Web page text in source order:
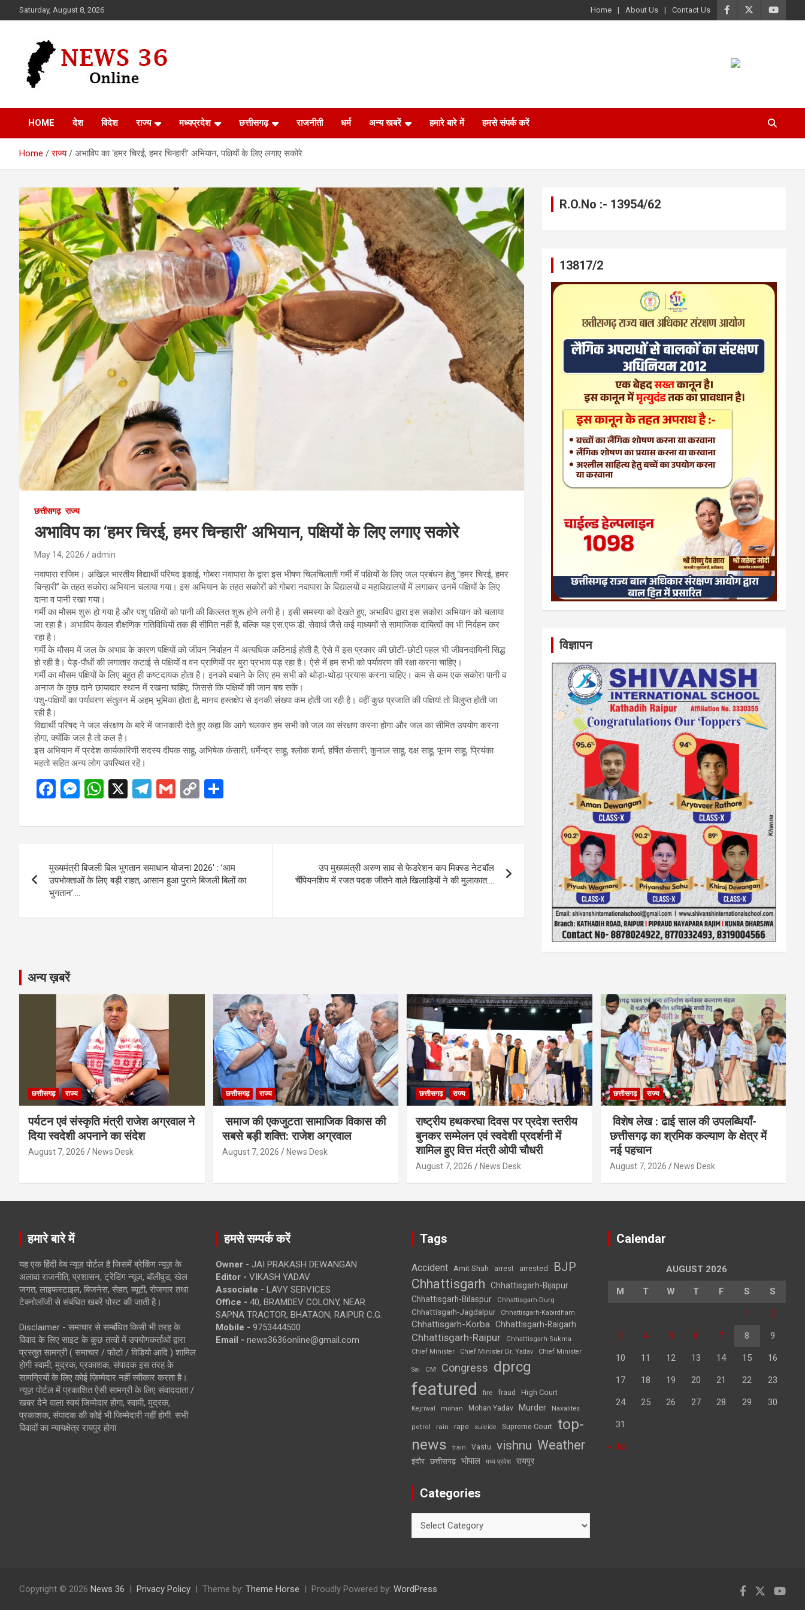
to
Saturday, August 8, 2026 Home About Us Contact Us
News 36
HOME देश विदेश राज्य मध्यप्रदेश छत्तीसगढ़ राजनीती धर्म अन्य खबरें हमारे बारे में हमसे संपर्क करें
Home राज्य अभाविप का ‘हमर चिरई, हमर चिन्हारी’ अभियान, पक्षियों के लिए लगाए सकोरे
छत्तीसगढ़ राज्य
अभाविप का ‘हमर चिरई, हमर चिन्हारी’ अभियान, पक्षियों के लिए लगाए सकोरे
May 14, 2026 admin
नवापारा राजिम। अखिल भारतीय विद्यार्थी परिषद इकाई, गोबरा नवापारा के द्वारा इस भीषण चिलचिलाती गर्मी में पक्षियों के लिए जल प्रबंधन हेतु “हमर चिरई, हमर
चिन्हारी” के तहत सकोरा अभियान चलाया गया। इस अभियान के तहत सकोरों को गोबरा नवापारा के विद्यालयों व महाविद्यालयों में लगाकर उनमें पक्षियों के लिए
दाना व पानी रखा गया।
गर्मी का मौसम शुरू हो गया है और पशु पक्षियों को पानी की किल्लत शुरू होने लगी है। इसी समस्या को देखते हुए, अभाविप द्वारा इस सकोरा अभियान को चलाया
जा रहा है। अभाविप केवल शैक्षणिक गतिविधियों तक ही सीमित नहीं है, बल्कि यह एस.एफ.डी. सेवार्थ जैसे कई माध्यमों से सामाजिक दायित्वों का भी निर्वहन कर
रहा है।
गर्मी के मौसम में जल के अभाव के कारण पक्षियों को जीवन निर्वाहन में अत्यधिक कठिनाई होती है, ऐसे में इस प्रकार की छोटी-छोटी पहल भी जीवनदायिनी सिद्ध
हो रही है। पेड़-पौधों की लगातार कटाई से पक्षियों व वन प्राणियों पर बुरा प्रभाव पड़ रहा है। ऐसे में हम सभी को पर्यावरण की रक्षा करना चाहिए।
गर्मी का मौसम पक्षियों के लिए बहुत ही कष्टदायक होता है। इनको बचाने के लिए हम सभी को थोड़ा-थोड़ा प्रयास करना चाहिए। कम से कम एक सकोरा पानी व
अनाज के कुछ दाने छायादार स्थान में रखना चाहिए, जिससे कि पक्षियों की जान बच सकें।
पशु-पक्षियों का पर्यावरण संतुलन में अहम् भूमिका होता है, मानव हस्तक्षेप से इनकी संख्या कम होती जा रही है। वहीं कुछ प्रजाति की पक्षियां तो विलुप्त होती जा
रही है।
विद्यार्थी परिषद ने जल संरक्षण के बारे में जानकारी देते हुए कहा कि आगे चलकर हम सभी को जल का संरक्षण करना होगा और जल का सीमित उपयोग करना
होगा, क्योंकि जल है तो कल है।
इस अभियान में प्रदेश कार्यकारिणी सदस्य दीपक साहू, अभिषेक कंसारी, धर्मेन्द्र साहू, श्लोक शर्मा, हर्षित कंसारी, कुनाल साहू, दक्ष साहू, पूनम साहू, प्रियंका
महतो सहित अन्य लोग उपस्थित रहें।
F
ce
o
o
k
M
se
g
er
W
at
A
p
X
T
e
a
m
G
ail
C
py
n
k
ar
navigation
मुख्यमंत्री बिजली बिल भुगतान समाधान योजना 2026’ : ’आम
उपभोक्ताओं के लिए बड़ी राहत, आसान हुआ पुराने बिजली बिलों का
भुगतान’….
उप मुख्यमंत्री अरुण साव से फेडरेशन कप मिक्स्ड नेटबॉल
चैंपियनशिप में रजत पदक जीतने वाले खिलाड़ियों ने की मुलाकात….
R.O.No :- 13954/62
13817/2
विज्ञापन
अन्य ख़बरें
छत्तीसगढ़ राज्य
पर्यटन एवं संस्कृति मंत्री राजेश अग्रवाल ने
दिया स्वदेशी अपनाने का संदेश
August 7, 2026 News Desk
छत्तीसगढ़ राज्य
समाज की एकजुटता सामाजिक विकास की
सबसे बड़ी शक्ति: राजेश अग्रवाल
August 7, 2026 News Desk
छत्तीसगढ़ राज्य
राष्ट्रीय हथकरघा दिवस पर प्रदेश स्तरीय
बुनकर सम्मेलन एवं स्वदेशी प्रदर्शनी में
शामिल हुए वित्त मंत्री ओपी चौधरी
August 7, 2026 News Desk
छत्तीसगढ़ राज्य
विशेष लेख : ढाई साल की उपलब्धियाँ-
छत्तीसगढ़ का श्रमिक कल्याण के क्षेत्र में
नई पहचान
August 7, 2026 News Desk
हमारे बारे में
यह एक हिंदी वेब न्यूज़ पोर्टल है जिसमें ब्रेकिंग न्यूज़ के
अलावा राजनीति, प्रशासन, ट्रेंडिंग न्यूज, बॉलीवुड, खेल
जगत, लाइफस्टाइल, बिजनेस, सेहत, ब्यूटी, रोजगार तथा
टेक्नोलॉजी से संबंधित खबरें पोस्ट की जाती है।
Disclaimer - समाचार से सम्बंधित किसी भी तरह के
विवाद के लिए साइट के कुछ तत्वों में उपयोगकर्ताओं द्वारा
प्रस्तुत सामग्री ( समाचार / फोटो / विडियो आदि ) शामिल
होगी स्वामी, मुद्रक, प्रकाशक, संपादक इस तरह के
सामग्रियों के लिए कोई ज़िम्मेदार नहीं स्वीकार करता है।
न्यूज़ पोर्टल में प्रकाशित ऐसी सामग्री के लिए संवाददाता /
खबर देने वाला स्वयं जिम्मेदार होगा, स्वामी, मुद्रक,
प्रकाशक, संपादक की कोई भी जिम्मेदारी नहीं होगी. सभी
विवादों का न्यायक्षेत्र रायपुर होगा
हमसे सम्पर्क करें
Owner - JAI PRAKASH DEWANGAN
Editor - VIKASH YADAV
Associate - LAVY SERVICES
Office - 40, BRAMDEV COLONY, NEAR
SAPNA TRACTOR, BHATAON, RAIPUR C.G.
Mobile - 9753444500
Email - news3636online@gmail.com
Tags
Accident Amit Shah arrest arrested BJP
Chhattisgarh
Chhattisgarh-Bijapur
Chhattisgarh-Bilaspur
Chhattisgarh-Durg
Chhattisgarh-Jagdalpur Chhattisgarh-Kabirdham
Chhattisgarh-Korba Chhattisgarh-Raigarh
Chhattisgarh-Raipur
Chhattisgarh-Sukma
Chief Minister
Chief Minister Dr. Yadav Chief Minister
Sai CM Congress dprcg
featured fire fraud High Court
Kejriwal mohan Mohan Yadav Murder Naxalites
petrol rain rape suicide Supreme Court top-
news
train Vastu vishnu Weather
इंदौर छत्तीसगढ़ भोपाल मध्य प्रदेश रायपुर
Categories
Calendar
AUGUST 2026
M T W T F S S
1 2
3 4 5 6 7 8 9
10 11 12 13 14 15 16
17 18 19 20 21 22 23
24 25 26 27 28 29 30
31
« Jul
Copyright © 2026 News 36 Privacy Policy Theme by: Theme Horse Proudly Powered by: WordPress